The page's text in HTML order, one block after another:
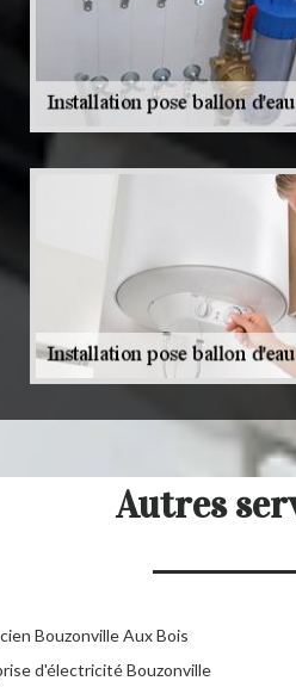
Autres
Bouzonville Aux Bois
d'électricité Bouzonville